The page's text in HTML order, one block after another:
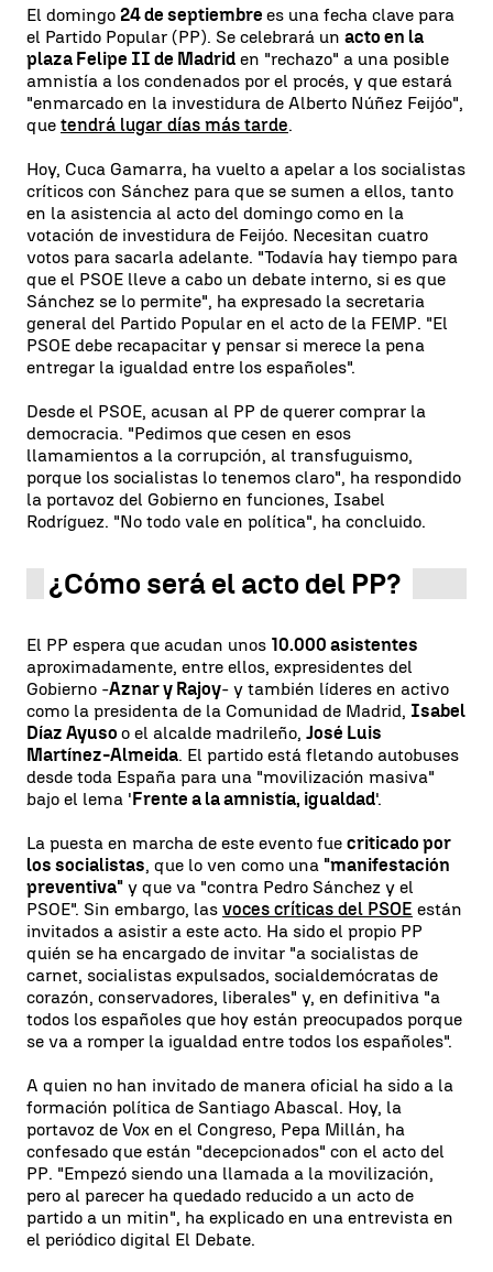
El domingo 24 de septiembre es una fecha clave para
el Partido Popular (PP). Se celebrará un acto en la
plaza Felipe II de Madrid en "rechazo" a una posible
amnistía a los condenados por el procés, y que estará
"enmarcado en la investidura de Alberto Núñez Feijóo",
que tendrá lugar días más tarde.
Hoy, Cuca Gamarra, ha vuelto a apelar a los socialistas
críticos con Sánchez para que se sumen a ellos, tanto
en la asistencia al acto del domingo como en la
votación de investidura de Feijóo. Necesitan cuatro
votos para sacarla adelante. "Todavía hay tiempo para
que el PSOE lleve a cabo un debate interno, si es que
Sánchez se lo permite", ha expresado la secretaria
general del Partido Popular en el acto de la FEMP. "El
PSOE debe recapacitar y pensar si merece la pena
entregar la igualdad entre los españoles".
Desde el PSOE, acusan al PP de querer comprar la
democracia. "Pedimos que cesen en esos
llamamientos a la corrupción, al transfuguismo,
porque los socialistas lo tenemos claro", ha respondido
la portavoz del Gobierno en funciones, Isabel
Rodríguez. "No todo vale en política", ha concluido.
¿Cómo será el acto del PP?
El PP espera que acudan unos 10.000 asistentes
aproximadamente, entre ellos, expresidentes del
Gobierno -Aznar y Rajoy- y también líderes en activo
como la presidenta de la Comunidad de Madrid, Isabel
Díaz Ayuso o el alcalde madrileño, José Luis
Martínez-Almeida. El partido está fletando autobuses
desde toda España para una "movilización masiva"
bajo el lema 'Frente a la amnistía, igualdad'.
La puesta en marcha de este evento fue criticado por
los socialistas, que lo ven como una "manifestación
preventiva" y que va "contra Pedro Sánchez y el
PSOE". Sin embargo, las voces críticas del PSOE están
invitados a asistir a este acto. Ha sido el propio PP
quién se ha encargado de invitar "a socialistas de
carnet, socialistas expulsados, socialdemócratas de
corazón, conservadores, liberales" y, en definitiva "a
todos los españoles que hoy están preocupados porque
se va a romper la igualdad entre todos los españoles".
A quien no han invitado de manera oficial ha sido a la
formación política de Santiago Abascal. Hoy, la
portavoz de Vox en el Congreso, Pepa Millán, ha
confesado que están "decepcionados" con el acto del
PP. "Empezó siendo una llamada a la movilización,
pero al parecer ha quedado reducido a un acto de
partido a un mitin", ha explicado en una entrevista en
el periódico digital El Debate.